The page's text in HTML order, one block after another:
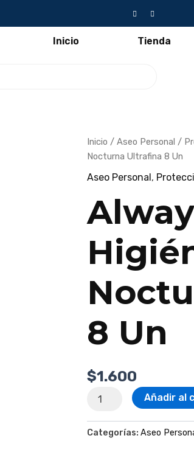
Inicio Tienda
Inicio / Aseo Personal /
Nocturna Ultrafina 8 Un
Aseo Personal,
8 Un
$1.600
Always
Toallas
Higiénicas
Ultrafina
cantidad
Añadir al
Categorías: Aseo